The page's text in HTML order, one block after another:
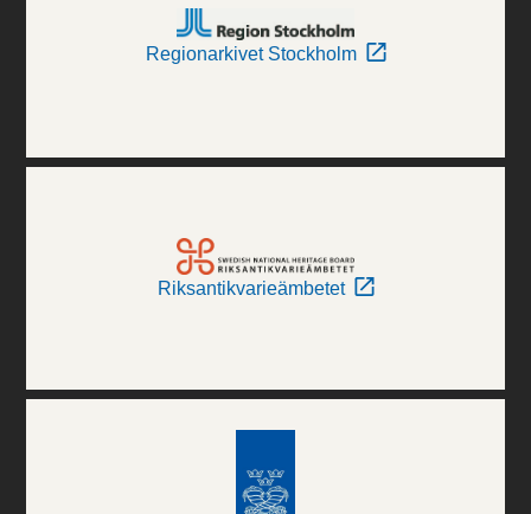
Regionarkivet Stockholm
Riksantikvarieämbetet